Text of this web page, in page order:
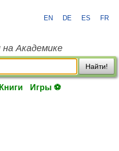
EN DE ES FR
на Академике
Найти!
Книги Игры ⚽